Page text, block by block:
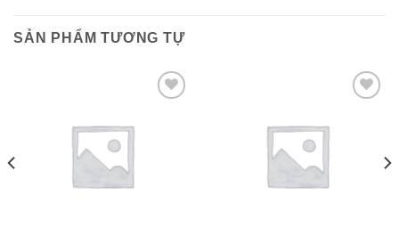
SẢN PHẨM TƯƠNG TỰ
Add to wishlist Add to wishlist